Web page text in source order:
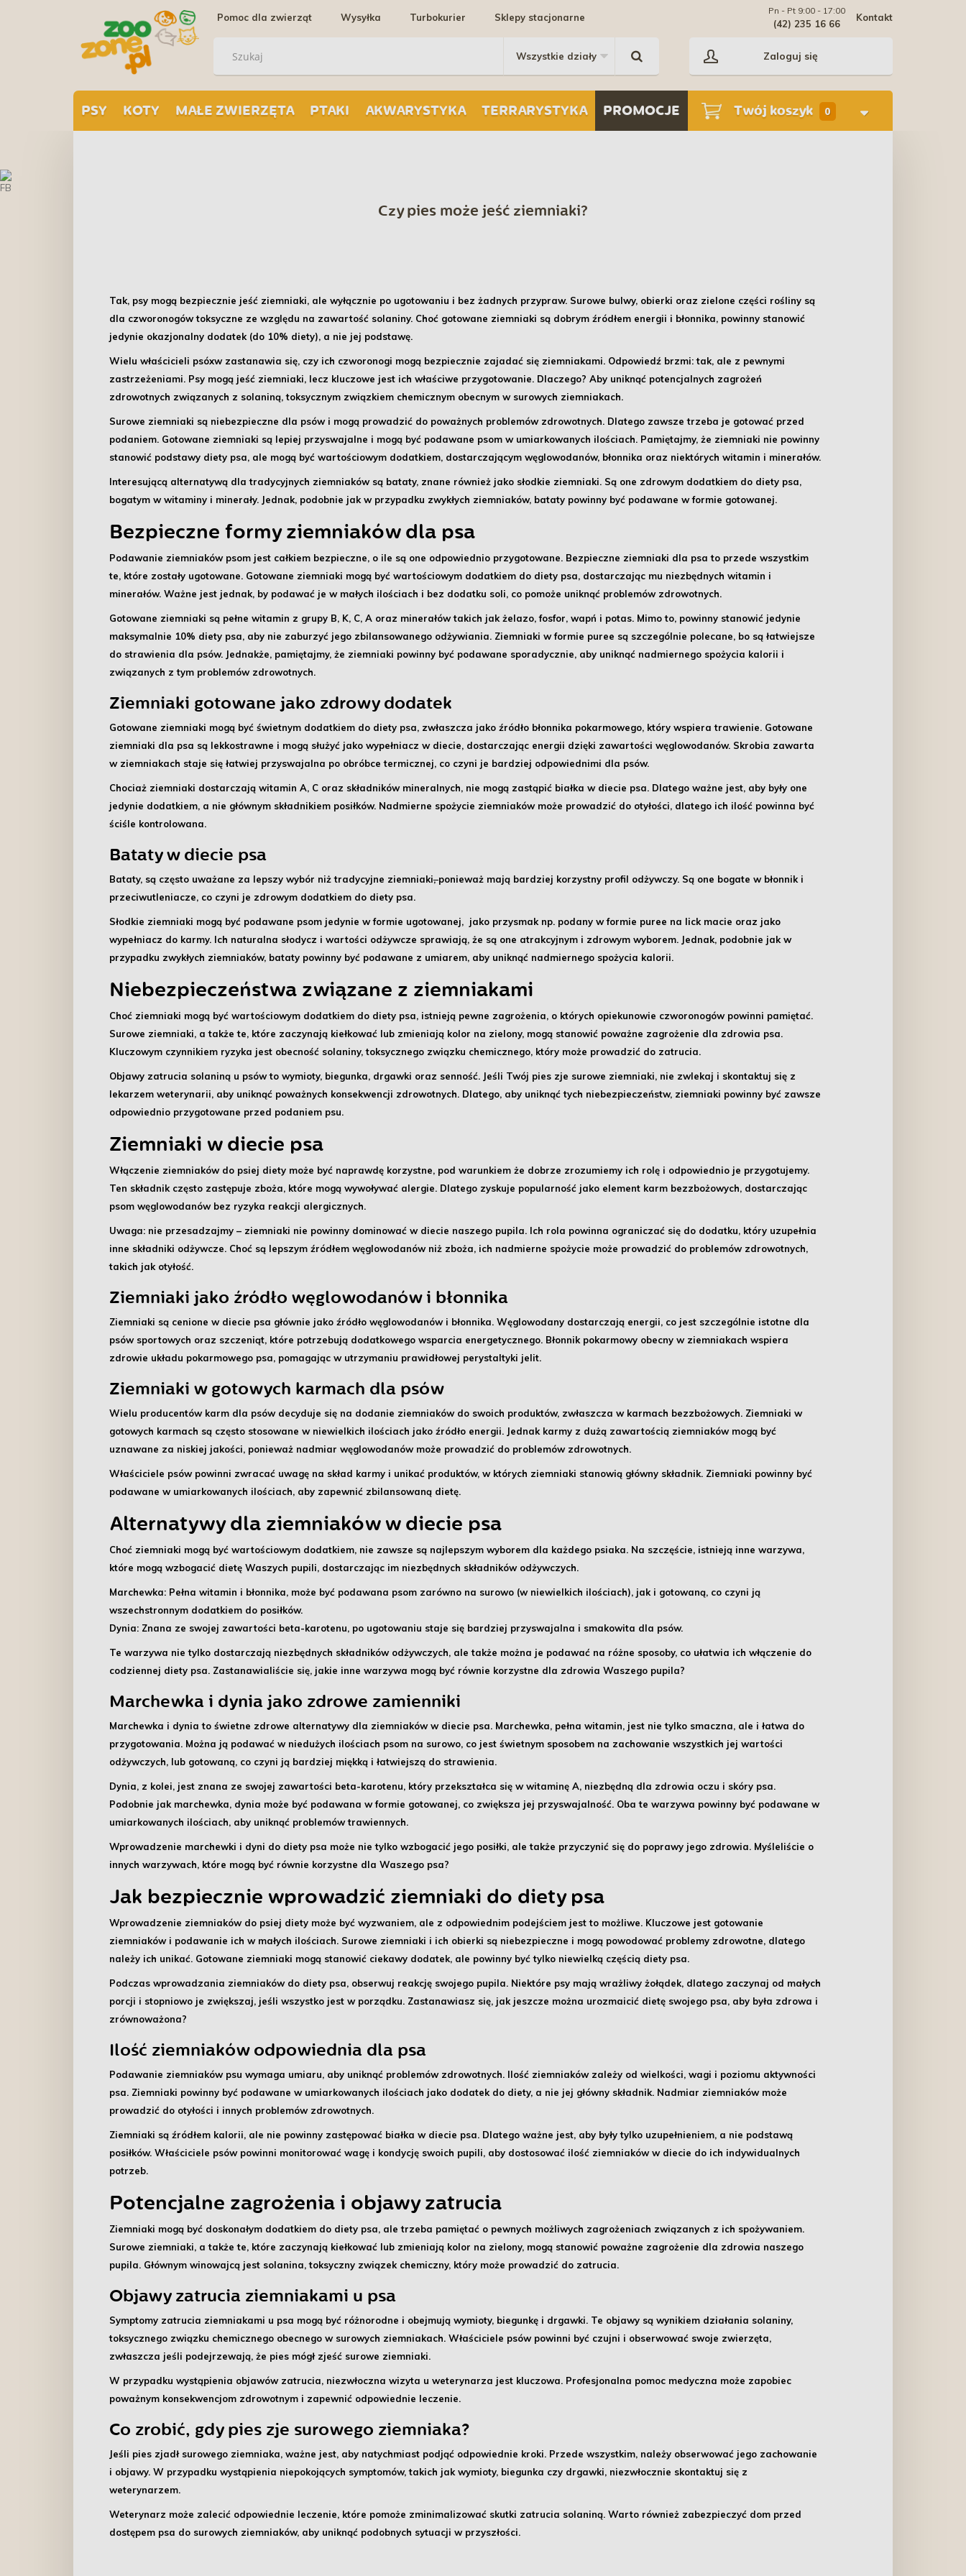
Pomoc dla zwierząt Wysyłka Turbokurier Sklepy stacjonarne Kontakt
Pn - Pt 9:00 - 17:00
(42) 235 16 66
Zaloguj się
PSY KOTY MAŁE ZWIERZĘTA PTAKI AKWARYSTYKA TERRARYSTYKA PROMOCJE Twój koszyk 0
Czy pies może jeść ziemniaki?
Tak, psy mogą bezpiecznie jeść ziemniaki, ale wyłącznie po ugotowaniu i bez żadnych przypraw. Surowe bulwy, obierki oraz zielone części rośliny są
dla czworonogów toksyczne ze względu na zawartość solaniny. Choć gotowane ziemniaki są dobrym źródłem energii i błonnika, powinny stanowić
jedynie okazjonalny dodatek (do 10% diety), a nie jej podstawę.
Wielu właścicieli psóxw zastanawia się, czy ich czworonogi mogą bezpiecznie zajadać się ziemniakami. Odpowiedź brzmi: tak, ale z pewnymi
zastrzeżeniami. Psy mogą jeść ziemniaki, lecz kluczowe jest ich właściwe przygotowanie. Dlaczego? Aby uniknąć potencjalnych zagrożeń
zdrowotnych związanych z solaniną, toksycznym związkiem chemicznym obecnym w surowych ziemniakach.
Surowe ziemniaki są niebezpieczne dla psów i mogą prowadzić do poważnych problemów zdrowotnych. Dlatego zawsze trzeba je gotować przed
podaniem. Gotowane ziemniaki są lepiej przyswajalne i mogą być podawane psom w umiarkowanych ilościach. Pamiętajmy, że ziemniaki nie powinny
stanowić podstawy diety psa, ale mogą być wartościowym dodatkiem, dostarczającym węglowodanów, błonnika oraz niektórych witamin i minerałów.
Interesującą alternatywą dla tradycyjnych ziemniaków są bataty, znane również jako słodkie ziemniaki. Są one zdrowym dodatkiem do diety psa,
bogatym w witaminy i minerały. Jednak, podobnie jak w przypadku zwykłych ziemniaków, bataty powinny być podawane w formie gotowanej.
Bezpieczne formy ziemniaków dla psa
Podawanie ziemniaków psom jest całkiem bezpieczne, o ile są one odpowiednio przygotowane. Bezpieczne ziemniaki dla psa to przede wszystkim
te, które zostały ugotowane. Gotowane ziemniaki mogą być wartościowym dodatkiem do diety psa, dostarczając mu niezbędnych witamin i
minerałów. Ważne jest jednak, by podawać je w małych ilościach i bez dodatku soli, co pomoże uniknąć problemów zdrowotnych.
Gotowane ziemniaki są pełne witamin z grupy B, K, C, A oraz minerałów takich jak żelazo, fosfor, wapń i potas. Mimo to, powinny stanowić jedynie
maksymalnie 10% diety psa, aby nie zaburzyć jego zbilansowanego odżywiania. Ziemniaki w formie puree są szczególnie polecane, bo są łatwiejsze
do strawienia dla psów. Jednakże, pamiętajmy, że ziemniaki powinny być podawane sporadycznie, aby uniknąć nadmiernego spożycia kalorii i
związanych z tym problemów zdrowotnych.
Ziemniaki gotowane jako zdrowy dodatek
Gotowane ziemniaki mogą być świetnym dodatkiem do diety psa, zwłaszcza jako źródło błonnika pokarmowego, który wspiera trawienie. Gotowane
ziemniaki dla psa są lekkostrawne i mogą służyć jako wypełniacz w diecie, dostarczając energii dzięki zawartości węglowodanów. Skrobia zawarta
w ziemniakach staje się łatwiej przyswajalna po obróbce termicznej, co czyni je bardziej odpowiednimi dla psów.
Chociaż ziemniaki dostarczają witamin A, C oraz składników mineralnych, nie mogą zastąpić białka w diecie psa. Dlatego ważne jest, aby były one
jedynie dodatkiem, a nie głównym składnikiem posiłków. Nadmierne spożycie ziemniaków może prowadzić do otyłości, dlatego ich ilość powinna być
ściśle kontrolowana.
Bataty w diecie psa
Bataty, są często uważane za lepszy wybór niż tradycyjne ziemniaki,ponieważ mają bardziej korzystny profil odżywczy. Są one bogate w błonnik i
przeciwutleniacze, co czyni je zdrowym dodatkiem do diety psa.
Słodkie ziemniaki mogą być podawane psom jedynie w formie ugotowanej, jako przysmak np. podany w formie puree na lick macie oraz jako
wypełniacz do karmy. Ich naturalna słodycz i wartości odżywcze sprawiają, że są one atrakcyjnym i zdrowym wyborem. Jednak, podobnie jak w
przypadku zwykłych ziemniaków, bataty powinny być podawane z umiarem, aby uniknąć nadmiernego spożycia kalorii.
Niebezpieczeństwa związane z ziemniakami
Choć ziemniaki mogą być wartościowym dodatkiem do diety psa, istnieją pewne zagrożenia, o których opiekunowie czworonogów powinni pamiętać.
Surowe ziemniaki, a także te, które zaczynają kiełkować lub zmieniają kolor na zielony, mogą stanowić poważne zagrożenie dla zdrowia psa.
Kluczowym czynnikiem ryzyka jest obecność solaniny, toksycznego związku chemicznego, który może prowadzić do zatrucia.
Objawy zatrucia solaniną u psów to wymioty, biegunka, drgawki oraz senność. Jeśli Twój pies zje surowe ziemniaki, nie zwlekaj i skontaktuj się z
lekarzem weterynarii, aby uniknąć poważnych konsekwencji zdrowotnych. Dlatego, aby uniknąć tych niebezpieczeństw, ziemniaki powinny być zawsze
odpowiednio przygotowane przed podaniem psu.
Ziemniaki w diecie psa
Włączenie ziemniaków do psiej diety może być naprawdę korzystne, pod warunkiem że dobrze zrozumiemy ich rolę i odpowiednio je przygotujemy.
Ten składnik często zastępuje zboża, które mogą wywoływać alergie. Dlatego zyskuje popularność jako element karm bezzbożowych, dostarczając
psom węglowodanów bez ryzyka reakcji alergicznych.
Uwaga: nie przesadzajmy – ziemniaki nie powinny dominować w diecie naszego pupila. Ich rola powinna ograniczać się do dodatku, który uzupełnia
inne składniki odżywcze. Choć są lepszym źródłem węglowodanów niż zboża, ich nadmierne spożycie może prowadzić do problemów zdrowotnych,
takich jak otyłość.
Ziemniaki jako źródło węglowodanów i błonnika
Ziemniaki są cenione w diecie psa głównie jako źródło węglowodanów i błonnika. Węglowodany dostarczają energii, co jest szczególnie istotne dla
psów sportowych oraz szczeniąt, które potrzebują dodatkowego wsparcia energetycznego. Błonnik pokarmowy obecny w ziemniakach wspiera
zdrowie układu pokarmowego psa, pomagając w utrzymaniu prawidłowej perystaltyki jelit.
Ziemniaki w gotowych karmach dla psów
Wielu producentów karm dla psów decyduje się na dodanie ziemniaków do swoich produktów, zwłaszcza w karmach bezzbożowych. Ziemniaki w
gotowych karmach są często stosowane w niewielkich ilościach jako źródło energii. Jednak karmy z dużą zawartością ziemniaków mogą być
uznawane za niskiej jakości, ponieważ nadmiar węglowodanów może prowadzić do problemów zdrowotnych.
Właściciele psów powinni zwracać uwagę na skład karmy i unikać produktów, w których ziemniaki stanowią główny składnik. Ziemniaki powinny być
podawane w umiarkowanych ilościach, aby zapewnić zbilansowaną dietę.
Alternatywy dla ziemniaków w diecie psa
Choć ziemniaki mogą być wartościowym dodatkiem, nie zawsze są najlepszym wyborem dla każdego psiaka. Na szczęście, istnieją inne warzywa,
które mogą wzbogacić dietę Waszych pupili, dostarczając im niezbędnych składników odżywczych.
Marchewka: Pełna witamin i błonnika, może być podawana psom zarówno na surowo (w niewielkich ilościach), jak i gotowaną, co czyni ją
wszechstronnym dodatkiem do posiłków.
Dynia: Znana ze swojej zawartości beta-karotenu, po ugotowaniu staje się bardziej przyswajalna i smakowita dla psów.
Te warzywa nie tylko dostarczają niezbędnych składników odżywczych, ale także można je podawać na różne sposoby, co ułatwia ich włączenie do
codziennej diety psa. Zastanawialiście się, jakie inne warzywa mogą być równie korzystne dla zdrowia Waszego pupila?
Marchewka i dynia jako zdrowe zamienniki
Marchewka i dynia to świetne zdrowe alternatywy dla ziemniaków w diecie psa. Marchewka, pełna witamin, jest nie tylko smaczna, ale i łatwa do
przygotowania. Można ją podawać w niedużych ilościach psom na surowo, co jest świetnym sposobem na zachowanie wszystkich jej wartości
odżywczych, lub gotowaną, co czyni ją bardziej miękką i łatwiejszą do strawienia.
Dynia, z kolei, jest znana ze swojej zawartości beta-karotenu, który przekształca się w witaminę A, niezbędną dla zdrowia oczu i skóry psa.
Podobnie jak marchewka, dynia może być podawana w formie gotowanej, co zwiększa jej przyswajalność. Oba te warzywa powinny być podawane w
umiarkowanych ilościach, aby uniknąć problemów trawiennych.
Wprowadzenie marchewki i dyni do diety psa może nie tylko wzbogacić jego posiłki, ale także przyczynić się do poprawy jego zdrowia. Myśleliście o
innych warzywach, które mogą być równie korzystne dla Waszego psa?
Jak bezpiecznie wprowadzić ziemniaki do diety psa
Wprowadzenie ziemniaków do psiej diety może być wyzwaniem, ale z odpowiednim podejściem jest to możliwe. Kluczowe jest gotowanie
ziemniaków i podawanie ich w małych ilościach. Surowe ziemniaki i ich obierki są niebezpieczne i mogą powodować problemy zdrowotne, dlatego
należy ich unikać. Gotowane ziemniaki mogą stanowić ciekawy dodatek, ale powinny być tylko niewielką częścią diety psa.
Podczas wprowadzania ziemniaków do diety psa, obserwuj reakcję swojego pupila. Niektóre psy mają wrażliwy żołądek, dlatego zaczynaj od małych
porcji i stopniowo je zwiększaj, jeśli wszystko jest w porządku. Zastanawiasz się, jak jeszcze można urozmaicić dietę swojego psa, aby była zdrowa i
zrównoważona?
Ilość ziemniaków odpowiednia dla psa
Podawanie ziemniaków psu wymaga umiaru, aby uniknąć problemów zdrowotnych. Ilość ziemniaków zależy od wielkości, wagi i poziomu aktywności
psa. Ziemniaki powinny być podawane w umiarkowanych ilościach jako dodatek do diety, a nie jej główny składnik. Nadmiar ziemniaków może
prowadzić do otyłości i innych problemów zdrowotnych.
Ziemniaki są źródłem kalorii, ale nie powinny zastępować białka w diecie psa. Dlatego ważne jest, aby były tylko uzupełnieniem, a nie podstawą
posiłków. Właściciele psów powinni monitorować wagę i kondycję swoich pupili, aby dostosować ilość ziemniaków w diecie do ich indywidualnych
potrzeb.
Potencjalne zagrożenia i objawy zatrucia
Ziemniaki mogą być doskonałym dodatkiem do diety psa, ale trzeba pamiętać o pewnych możliwych zagrożeniach związanych z ich spożywaniem.
Surowe ziemniaki, a także te, które zaczynają kiełkować lub zmieniają kolor na zielony, mogą stanowić poważne zagrożenie dla zdrowia naszego
pupila. Głównym winowajcą jest solanina, toksyczny związek chemiczny, który może prowadzić do zatrucia.
Objawy zatrucia ziemniakami u psa
Symptomy zatrucia ziemniakami u psa mogą być różnorodne i obejmują wymioty, biegunkę i drgawki. Te objawy są wynikiem działania solaniny,
toksycznego związku chemicznego obecnego w surowych ziemniakach. Właściciele psów powinni być czujni i obserwować swoje zwierzęta,
zwłaszcza jeśli podejrzewają, że pies mógł zjeść surowe ziemniaki.
W przypadku wystąpienia objawów zatrucia, niezwłoczna wizyta u weterynarza jest kluczowa. Profesjonalna pomoc medyczna może zapobiec
poważnym konsekwencjom zdrowotnym i zapewnić odpowiednie leczenie.
Co zrobić, gdy pies zje surowego ziemniaka?
Jeśli pies zjadł surowego ziemniaka, ważne jest, aby natychmiast podjąć odpowiednie kroki. Przede wszystkim, należy obserwować jego zachowanie
i objawy. W przypadku wystąpienia niepokojących symptomów, takich jak wymioty, biegunka czy drgawki, niezwłocznie skontaktuj się z
weterynarzem.
Weterynarz może zalecić odpowiednie leczenie, które pomoże zminimalizować skutki zatrucia solaniną. Warto również zabezpieczyć dom przed
dostępem psa do surowych ziemniaków, aby uniknąć podobnych sytuacji w przyszłości.